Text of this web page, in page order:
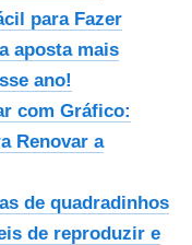
para Fazer
aposta mais
ano!
com Gráfico:
Renovar a
de quadradinhos
de reproduzir e